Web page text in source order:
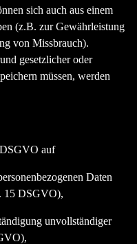
sich auch aus einem
(z.B. zur Gewährleistung
von Missbrauch).
gesetzlicher oder
müssen, werden
auf
Daten
15 DSGVO),
unvollständiger